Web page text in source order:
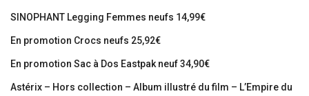
SINOPHANT Legging Femmes neufs 14,99€
En promotion Crocs neufs 25,92€
En promotion Sac à Dos Eastpak neuf 34,90€
Astérix – Hors collection – Album illustré du film – L’Empire du